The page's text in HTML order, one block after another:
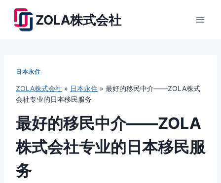
ZOLA株式会社
日本永住
ZOLA株式会社 » 日本永住 » 最好的移民中介——ZOLA株式
会社专业的日本移民服务
最好的移民中介——ZOLA
株式会社专业的日本移民服
务